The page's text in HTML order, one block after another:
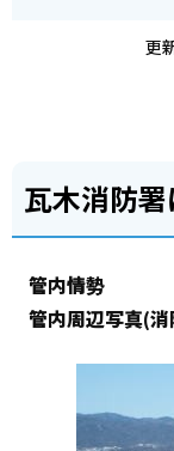
更
瓦木消防
管内情勢
管内周辺写真(